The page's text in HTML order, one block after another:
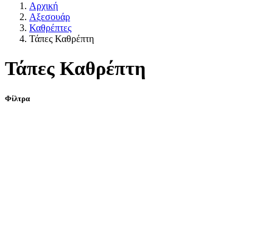
Αρχική
Αξεσουάρ
Καθρέπτες
Τάπες Καθρέπτη
Τάπες Καθρέπτη
Φίλτρα